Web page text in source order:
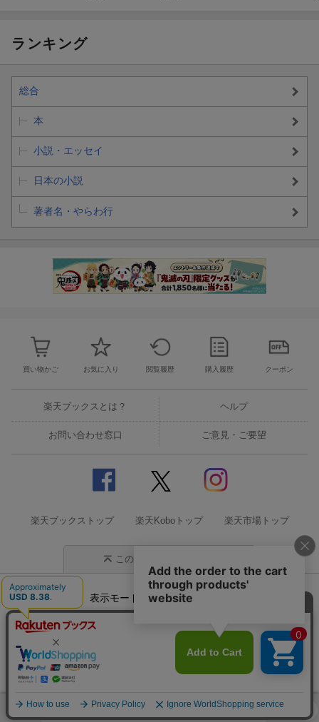
ランキング
総合
本
小説・エッセイ
日本の小説
著者名・やらわ行
買い物かご お気に入り 閲覧履歴 購入履歴 クーポン
楽天ブックスとは？ ヘルプ
お問い合わせ窓口 ご意見・ご要望
楽天ブックストップ 楽天Koboトップ 楽天市場トップ
このページの先頭に戻る
表示モード モバイル
企業情報 個人情報保護方針
© Rakuten Group, Inc.